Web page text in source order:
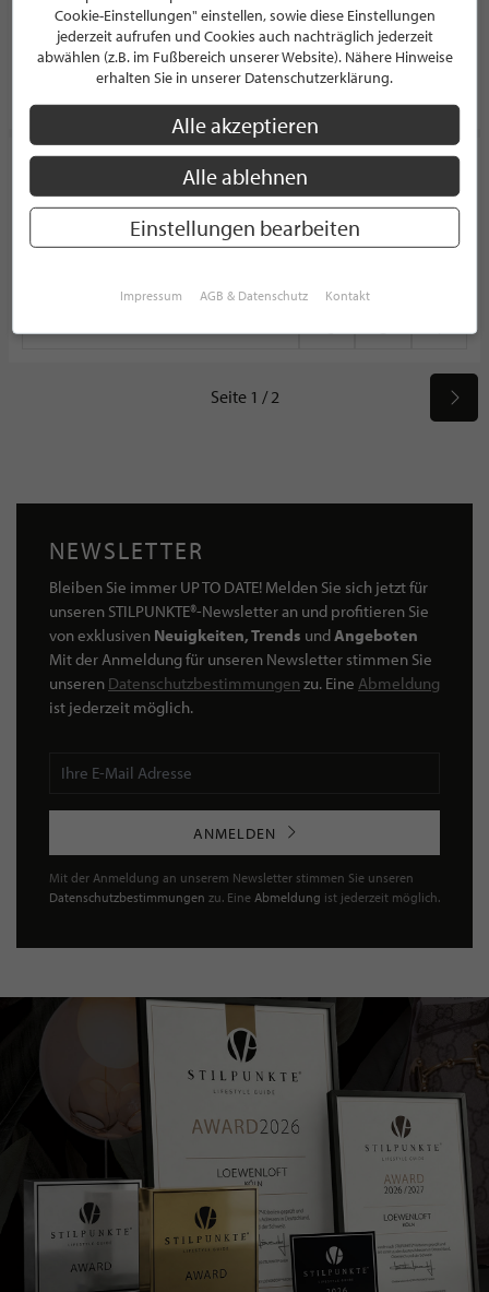
45259 Essen - Heisingen
Deutschland
CASA Finest Living
EINRICHTUNGSHAUS
Albrechtstr 12
12167 Berlin
Seite 1 / 2
NEWSLETTER
Bleiben Sie immer UP TO DATE! Melden Sie sich jetzt für
unseren STILPUNKTE®-Newsletter an und profitieren Sie
von exklusiven Neuigkeiten, Trends undAngeboten
Mit der Anmeldung für unseren Newsletter stimmen Sie
unseren Datenschutzbestimmungen zu. Eine Abmeldung
ist jederzeit möglich.
ANMELDEN
Mit der Anmeldung an unserem Newsletter stimmen Sie unseren
Datenschutzbestimmungen zu. Eine Abmeldung ist jederzeit möglich.
Cookie-Einstellungen" einstellen, sowie diese Einstellungen
jederzeit aufrufen und Cookies auch nachträglich jederzeit
abwählen (z.B. im Fußbereich unserer Website). Nähere Hinweise
erhalten Sie in unserer Datenschutzerklärung.
Alle akzeptieren
Alle ablehnen
Einstellungen bearbeiten
Impressum AGB & Datenschutz Kontakt